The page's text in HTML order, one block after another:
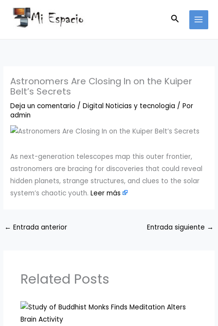
contenido
Buscar
Astronomers Are Closing In on the Kuiper
Belt’s Secrets
Deja un comentario /Digital Noticias y tecnologia / Por
admin
​As next-generation telescopes map this outer frontier,
astronomers are bracing for discoveries that could reveal
hidden planets, strange structures, and clues to the solar
system’s chaotic youth. ​Leer más
← Entrada anterior Entrada siguiente →
Related Posts